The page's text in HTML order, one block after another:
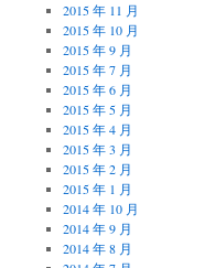
2015 年 11 月
2015 年 10 月
2015 年 9 月
2015 年 7 月
2015 年 6 月
2015 年 5 月
2015 年 4 月
2015 年 3 月
2015 年 2 月
2015 年 1 月
2014 年 10 月
2014 年 9 月
2014 年 8 月